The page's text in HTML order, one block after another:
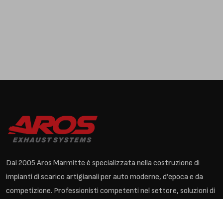
Dal 2005 Aros Marmitte è specializzata nella costruzione di
impianti di scarico artigianali per auto moderne, d’epoca e da
competizione. Professionisti competenti nel settore, soluzioni di